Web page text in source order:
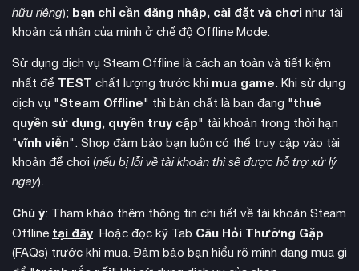
chơi tái hiện những khoảnh khắc lịch sử tại WrestleMania, với
những trận đấu định nghĩa sự nghiệp của các huyền thoại.
Điểm nhấn là khả năng chuyển đổi liền mạch giữa gameplay
và đoạn phim tư liệu thực tế, cùng lời kể từ chính những ngôi
sao WWE.
hữu riêng); bạn chỉ cần đăng nhập, cài đặt và chơi như tài
khoản cá nhân của mình ở chế độ Offline Mode.
Sử dụng dịch vụ Steam Offline là cách an toàn và tiết kiệm
nhất để TEST chất lượng trước khi mua game. Khi sử dụng
dịch vụ "Steam Offline" thì bản chất là bạn đang "thuê
quyền sử dụng, quyền truy cập" tài khoản trong thời hạn
"vĩnh viễn". Shop đảm bảo bạn luôn có thể truy cập vào tài
khoản để chơi (nếu bị lỗi về tài khoản thì sẽ được hỗ trợ xử lý
ngay).
Chú ý: Tham khảo thêm thông tin chi tiết về tài khoản Steam
Offline tại đây. Hoặc đọc kỹ Tab Câu Hỏi Thường Gặp
(FAQs) trước khi mua. Đảm bảo bạn hiểu rõ mình đang mua gì